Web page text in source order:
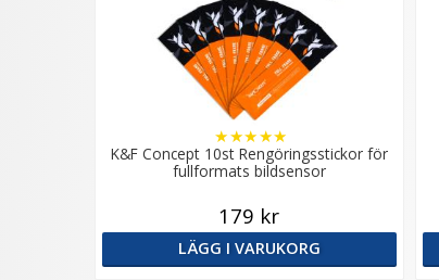
K&F Concept 10st Rengöringsstickor för
fullformats bildsensor
★★★★★
179 kr
LÄGG I VARUKORG